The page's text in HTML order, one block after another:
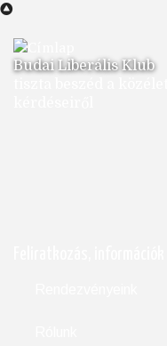
Ugrás
tartalomra
Budai Liberális Klub